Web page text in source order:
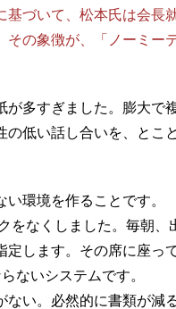
基づいて、松本氏は会長
の象徴が、「ノーミー
が多すぎました。膨大で
低い話し合いを、とこ
環境を作ることです。
なくしました。毎朝、
定します。その席に座っ
ないシステムです。
い。必然的に書類が減